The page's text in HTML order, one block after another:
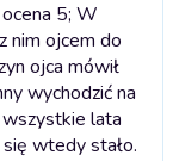
5; W
nim ojcem do
ojca mówił
wychodzić na
lata
wtedy stało.